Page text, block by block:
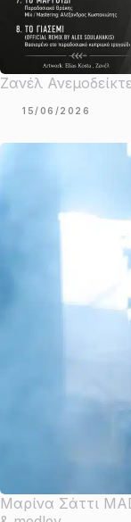
Ζανέλ
15/06/2026
Μαρίνα Σάττι